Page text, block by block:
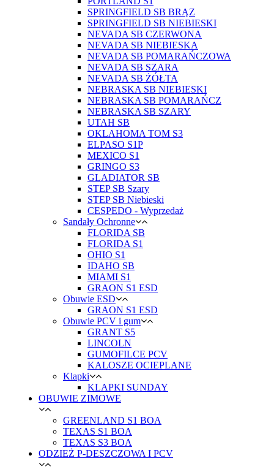
SPRINGFIELD SB BRĄZ
SPRINGFIELD SB NIEBIESKI
NEVADA SB CZERWONA
NEVADA SB NIEBIESKA
NEVADA SB POMARAŃCZOWA
NEVADA SB SZARA
NEVADA SB ŻÓŁTA
NEBRASKA SB NIEBIESKI
NEBRASKA SB POMARAŃCZ
NEBRASKA SB SZARY
UTAH SB
OKLAHOMA TOM S3
ELPASO S1P
MEXICO S1
GRINGO S3
GLADIATOR SB
STEP SB Szary
STEP SB Niebieski
CESPEDO - Wyprzedaż
Sandały Ochronne
FLORIDA SB
FLORIDA S1
OHIO S1
IDAHO SB
MIAMI S1
GRAON S1 ESD
Obuwie ESD
GRAON S1 ESD
Obuwie PCV i gum
GRANT S5
LINCOLN
GUMOFILCE PCV
KALOSZE OCIEPLANE
Klapki
KLAPKI SUNDAY
OBUWIE ZIMOWE
GREENLAND S1 BOA
TEXAS S1 BOA
TEXAS S3 BOA
ODZIEŻ P-DESZCZOWA I PCV